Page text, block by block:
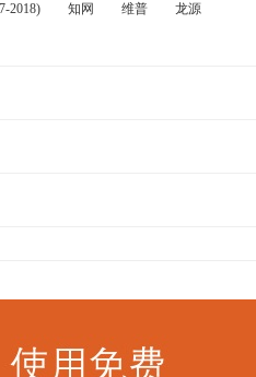
2018) 知网 维普
龙源